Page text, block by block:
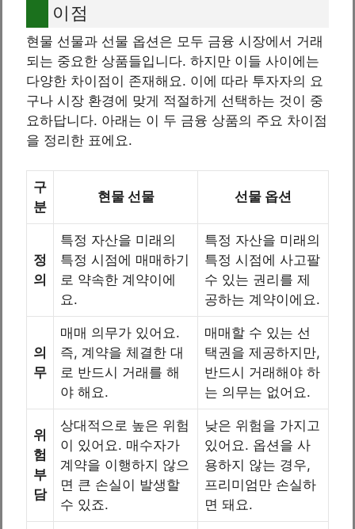
이점
현물 선물과 선물 옵션은 모두 금융 시장에서 거래
되는 중요한 상품들입니다. 하지만 이들 사이에는
다양한 차이점이 존재해요. 이에 따라 투자자의 요
구나 시장 환경에 맞게 적절하게 선택하는 것이 중
요하답니다. 아래는 이 두 금융 상품의 주요 차이점
을 정리한 표에요.
구
분
현물 선물 선물 옵션
정
의
특정 자산을 미래의
특정 시점에 매매하기
로 약속한 계약이에
요.
특정 자산을 미래의
특정 시점에 사고팔
수 있는 권리를 제
공하는 계약이에요.
의
무
매매 의무가 있어요.
즉, 계약을 체결한 대
로 반드시 거래를 해
야 해요.
매매할 수 있는 선
택권을 제공하지만,
반드시 거래해야 하
는 의무는 없어요.
위
험
부
담
상대적으로 높은 위험
이 있어요. 매수자가
계약을 이행하지 않으
면 큰 손실이 발생할
수 있죠.
낮은 위험을 가지고
있어요. 옵션을 사
용하지 않는 경우,
프리미엄만 손실하
면 돼요.